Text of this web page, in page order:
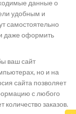
данные о
удобным и
самостоятельно
даже оформить
ваш сайт
но и на
сайта позволяет
с любого
количество заказов.